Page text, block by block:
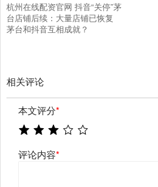
杭州在线配资官网 抖音“关停”茅
台店铺后续：大量店铺已恢复
茅台和抖音互相成就？
相关评论
本文评分*
评论内容*